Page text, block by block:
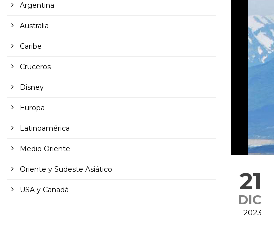
21
DIC
2023
Argentina
Australia
Caribe
Cruceros
Disney
Europa
Latinoamérica
Medio Oriente
Oriente y Sudeste Asiático
USA y Canadá